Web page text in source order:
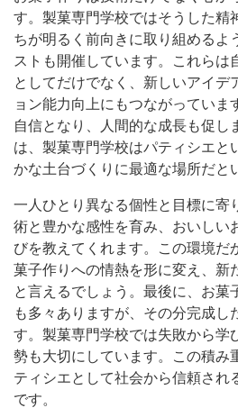
す。製菓専門学校ではそうした精
ちが明るく前向きに取り組めるよ
ストも開催しています。これらは
としてだけでなく、新しいアイデ
ョン能力向上にもつながっていま
自信となり、人間的な成長も促し
は、製菓専門学校はパティシエと
かな土台づくりに最適な場所だと
一人ひとり異なる個性と目標に寄
術と豊かな感性を育み、おいしい
びを教えてくれます。この環境だ
菓子作りへの情熱を形に変え、新
と言えるでしょう。最後に、お菓
も多々ありますが、その分完成し
す。製菓専門学校では失敗から学
勢も大切にしています。この積み
ティシエとして社会から信頼され
です。